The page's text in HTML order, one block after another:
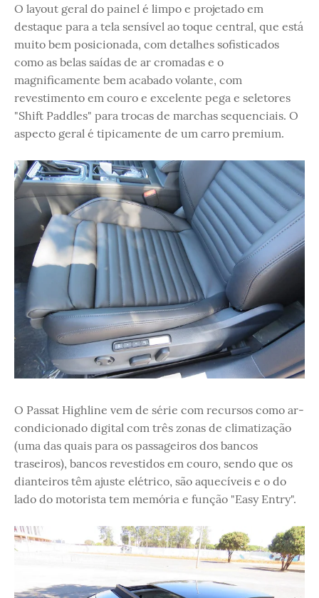
O layout geral do painel é limpo e projetado em
destaque para a tela sensível ao toque central, que está
muito bem posicionada, com detalhes sofisticados
como as belas saídas de ar cromadas e o
magnificamente bem acabado volante, com
revestimento em couro e excelente pega e seletores
"Shift Paddles" para trocas de marchas sequenciais. O
aspecto geral é tipicamente de um carro premium.
O Passat Highline vem de série com recursos como ar-
condicionado digital com três zonas de climatização
(uma das quais para os passageiros dos bancos
traseiros), bancos revestidos em couro, sendo que os
dianteiros têm ajuste elétrico, são aquecíveis e o do
lado do motorista tem memória e função "Easy Entry".